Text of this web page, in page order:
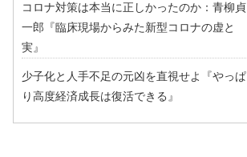
コロナ対策は本当に正しかったのか：青柳貞
一郎『臨床現場からみた新型コロナの虚と
実』
少子化と人手不足の元凶を直視せよ『やっぱ
り高度経済成長は復活できる』